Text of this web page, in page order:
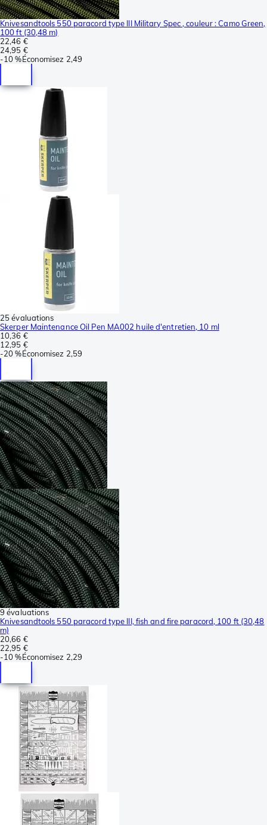
Knivesandtools 550 paracord type III Military Spec , couleur : Camo Green,
100 ft (30,48 m)
22,46 €
24,95 €
-10 %Économisez 2,49
25 évaluations
Skerper Maintenance Oil Pen MA002 huile d'entretien, 10 ml
10,36 €
12,95 €
-20 %Économisez 2,59
9 évaluations
Knivesandtools 550 paracord type III, fish and fire paracord, 100 ft (30,48
m)
20,66 €
22,95 €
-10 %Économisez 2,29